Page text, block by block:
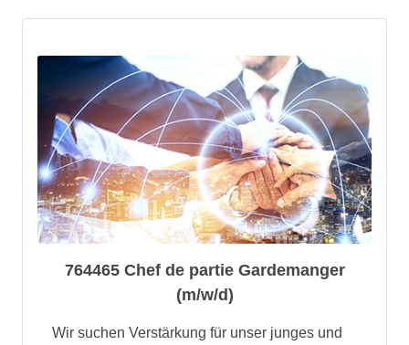
764465 Chef de partie Gardemanger
(m/w/d)
Wir suchen Verstärkung für unser junges und